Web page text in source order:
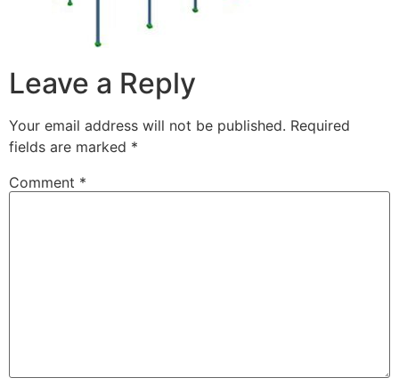
Leave a Reply
Your email address will not be published. Required
fields are marked *
Comment *